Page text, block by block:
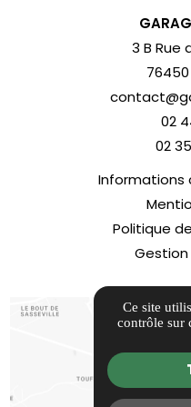
3 B Rue
76450
02
02
Informations
Politique
Ce site
contrôle sur